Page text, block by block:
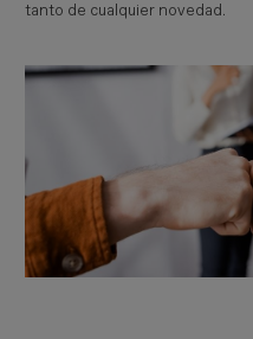
tanto de cualquier novedad.